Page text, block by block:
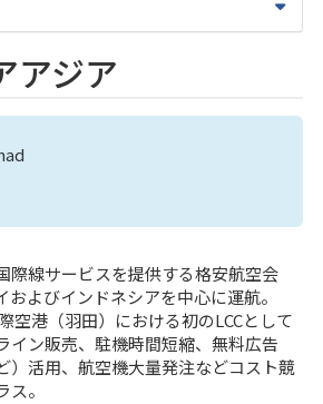
アジア
際線サービスを提供する格安航空会
よびインドネシアを中心に運航。
空港（羽田）における初のLCCとして
イン販売、駐機時間短縮、無料広告
）活用、航空機大量発注などコスト競
。